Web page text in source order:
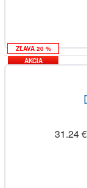
ZĽAVA 20 %
AKCIA
31.24 €